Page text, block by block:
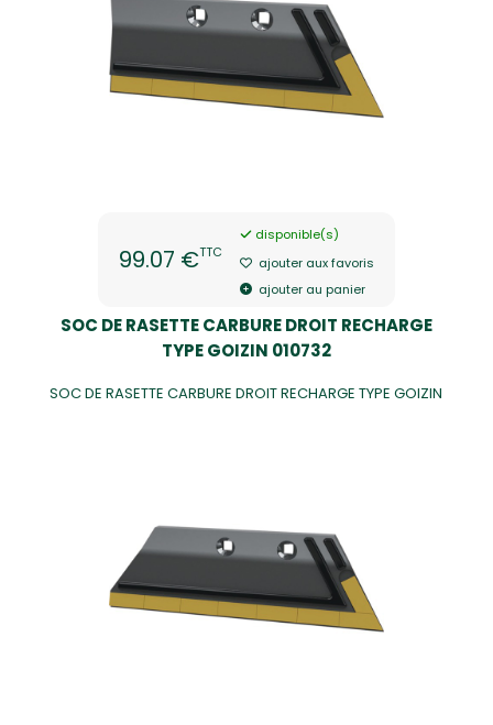
99.07 €TTC
disponible(s)
ajouter aux favoris
ajouter au panier
SOC DE RASETTE CARBURE DROIT RECHARGE
TYPE GOIZIN 010732
SOC DE RASETTE CARBURE DROIT RECHARGE TYPE GOIZIN